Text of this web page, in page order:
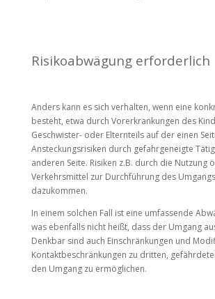
Risikoabwägung erforderlich
Anders kann es sich verhalten, wenn eine
besteht, etwa durch Vorerkrankungen des
Geschwister- oder Elternteils auf der einen
Ansteckungsrisiken durch gefahrgeneigte
anderen Seite. Risiken z.B. durch die Nutzung
Verkehrsmittel zur Durchführung des
dazukommen.
In einem solchen Fall ist eine umfassende
was ebenfalls nicht heißt, dass der Umgang
Denkbar sind auch Einschränkungen und
Kontaktbeschränkungen zu dritten,
den Umgang zu ermöglichen.